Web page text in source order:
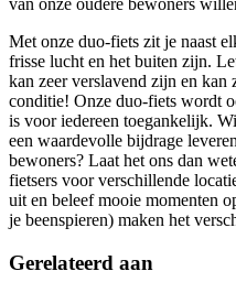
Met onze duo-fiets zit je naast
frisse lucht en het buiten zijn.
kan zeer verslavend zijn en kan
conditie! Onze duo-fiets wordt
is voor iedereen toegankelijk.
een waardevolle bijdrage
bewoners? Laat het ons dan
fietsers voor verschillende
uit en beleef mooie momenten
je beenspieren) maken het
Gerelateerd aan